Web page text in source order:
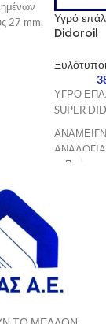
27 mm,
τους
40τεμ.
τους
Υγρό
Didoroil
Ξυλότυποι
ΥΓΡΟ
SUPER
ΠΡΟΣ ¨ 1
ΕΚΤΟΣ
ΤΗΝ
ΚΑΘΕ